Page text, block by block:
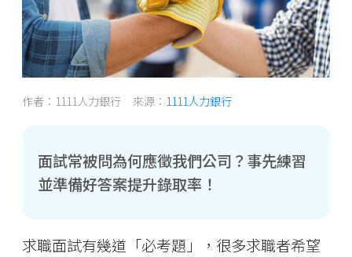
作者：1111人力銀行 來源： 1111人力銀行
面試常被問為何應徵我們公司？事先練習
並準備好答案提升錄取率！
求職面試有幾道「必考題」，很多求職者希望